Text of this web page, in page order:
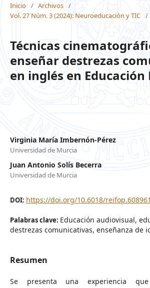
Inicio / Archivos /
Vol. 27 Núm. 3 (2024): Neuroeducación y TIC /
Técnicas
enseñar destrezas
en inglés en
Virginia María Imbernón-Pérez
Universidad de Murcia
Juan Antonio Solís Becerra
Universidad de Murcia
DOI: https://doi.org/10.6018/reifop.608961
Palabras clave: Educación audiovisual,
destrezas comunicativas, enseñanza de
Resumen
Se presenta una experiencia